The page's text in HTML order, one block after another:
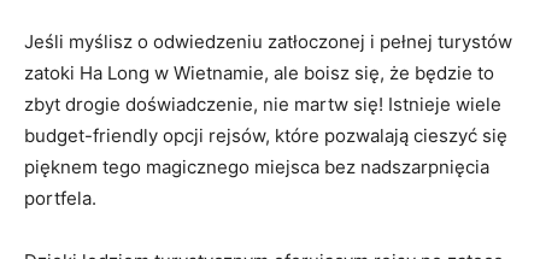
Jeśli myślisz o odwiedzeniu zatłoczonej‍ i pełnej turystów
zatoki Ha Long w Wietnamie, ale boisz się, że będzie to
zbyt drogie doświadczenie, nie martw się! Istnieje wiele
budget-friendly opcji rejsów, które pozwalają cieszyć się
pięknem tego magicznego miejsca bez nadszarpnięcia
portfela.